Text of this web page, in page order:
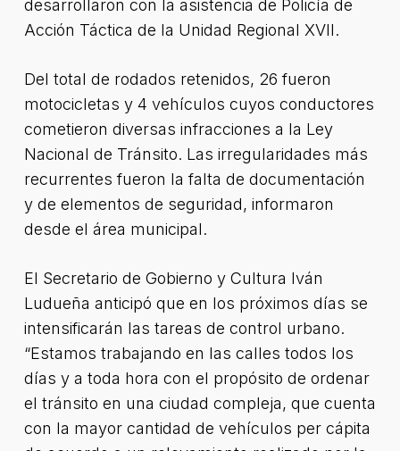
desarrollaron con la asistencia de Policía de
Acción Táctica de la Unidad Regional XVII.
Del total de rodados retenidos, 26 fueron
motocicletas y 4 vehículos cuyos conductores
cometieron diversas infracciones a la Ley
Nacional de Tránsito. Las irregularidades más
recurrentes fueron la falta de documentación
y de elementos de seguridad, informaron
desde el área municipal.
El Secretario de Gobierno y Cultura Iván
Ludueña anticipó que en los próximos días se
intensificarán las tareas de control urbano.
“Estamos trabajando en las calles todos los
días y a toda hora con el propósito de ordenar
el tránsito en una ciudad compleja, que cuenta
con la mayor cantidad de vehículos per cápita